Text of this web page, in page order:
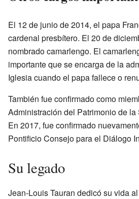
El 12 de junio de 2014, el papa
cardenal presbítero. El 20 de
nombrado camarlengo. El
importante que se encarga de la
Iglesia cuando el papa fallece o
También fue confirmado como
Administración del Patrimonio de la
En 2017, fue confirmado
Pontificio Consejo para el Diálogo
Su legado
Jean-Louis Tauran dedicó su vida